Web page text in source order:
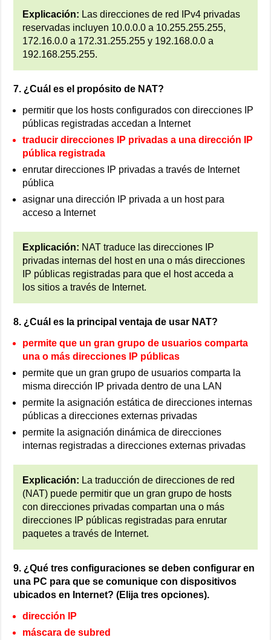
Explicación: Las direcciones de red IPv4 privadas
reservadas incluyen 10.0.0.0 a 10.255.255.255,
172.16.0.0 a 172.31.255.255 y 192.168.0.0 a
192.168.255.255.
7. ¿Cuál es el propósito de NAT?
permitir que los hosts configurados con direcciones IP
públicas registradas accedan a Internet
traducir direcciones IP privadas a una dirección IP
pública registrada
enrutar direcciones IP privadas a través de Internet
pública
asignar una dirección IP privada a un host para
acceso a Internet
Explicación: NAT traduce las direcciones IP
privadas internas del host en una o más direcciones
IP públicas registradas para que el host acceda a
los sitios a través de Internet.
8. ¿Cuál es la principal ventaja de usar NAT?
permite que un gran grupo de usuarios comparta
una o más direcciones IP públicas
permite que un gran grupo de usuarios comparta la
misma dirección IP privada dentro de una LAN
permite la asignación estática de direcciones internas
públicas a direcciones externas privadas
permite la asignación dinámica de direcciones
internas registradas a direcciones externas privadas
Explicación: La traducción de direcciones de red
(NAT) puede permitir que un gran grupo de hosts
con direcciones privadas compartan una o más
direcciones IP públicas registradas para enrutar
paquetes a través de Internet.
9. ¿Qué tres configuraciones se deben configurar en
una PC para que se comunique con dispositivos
ubicados en Internet? (Elija tres opciones).
dirección IP
máscara de subred